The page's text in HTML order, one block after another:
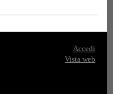
Accedi
Vista web